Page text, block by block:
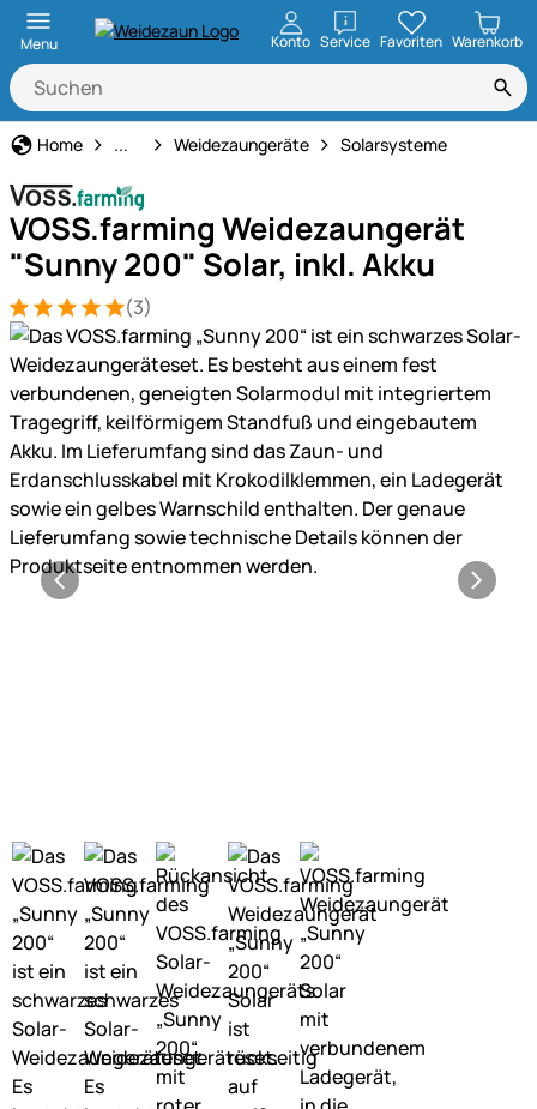
Menu Konto ServiceöffnenFavoriten Warenkorb
Home Weidezaun
... Weidezaungeräte Solarsysteme
VOSS.farming Weidezaungerät
"Sunny 200" Solar, inkl. Akku
Bewertung: 5 von 5 (3 Bewertungen)
3 Bewertungen
(3)
Produktgalerie